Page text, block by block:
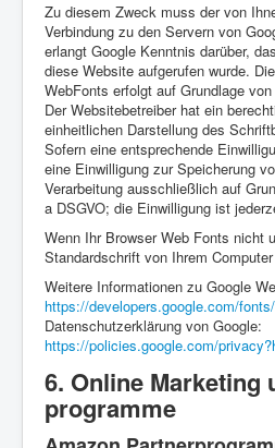
Zu diesem Zweck muss der von
Verbindung zu den Servern von
erlangt Google Kenntnis darüber,
diese Website aufgerufen wurde.
WebFonts erfolgt auf Grundlage
Der Websitebetreiber hat ein
einheitlichen Darstellung des
Sofern eine entsprechende
eine Einwilligung zur Speicherung
Verarbeitung ausschließlich auf
a DSGVO; die Einwilligung ist
Wenn Ihr Browser Web Fonts nicht
Standardschrift von Ihrem
Weitere Informationen zu Google
https://developers.google.com/
Datenschutzerklärung von Google:
https://policies.google.com/
6. Online
programme